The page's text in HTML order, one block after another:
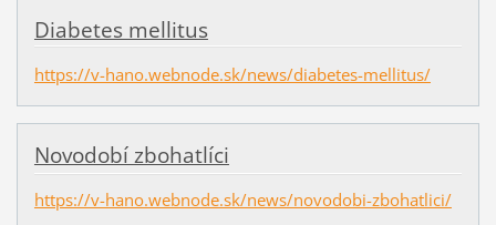
Diabetes mellitus
https://v-hano.webnode.sk/news/diabetes-mellitus/
Novodobí zbohatlíci
https://v-hano.webnode.sk/news/novodobi-zbohatlici/